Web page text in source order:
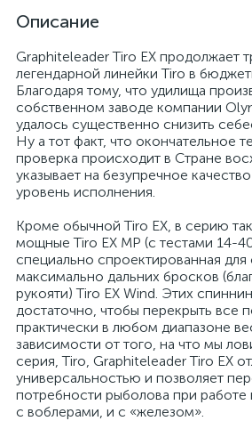
Описание
Graphiteleader Tiro EX продолжает
легендарной линейки Tiro в
Благодаря тому, что удилища
собственном заводе компании
удалось существенно снизить
Ну а тот факт, что окончательное
проверка происходит в Стране
указывает на безупречное
уровень исполнения.
Кроме обычной Tiro EX, в серию
мощные Tiro EX MP (с тестами 14-
специально спроектированная
максимально дальних бросков
рукояти) Tiro EX Wind. Этих
достаточно, чтобы перекрыть все
практически в любом диапазоне
зависимости от того, на что мы
серия, Tiro, Graphiteleader Tiro EX
универсальностью и позволяет
потребности рыболова при работе
с воблерами, и с «железом».